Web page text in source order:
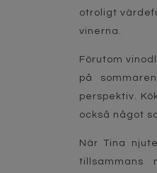
otroligt
vinerna.
Förutom
på
perspektiv.
också något
När Tina
tillsammans